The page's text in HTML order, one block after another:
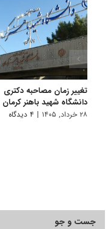
تغییر زمان مصاحبه دکتری
دانشگاه شهید باهنر کرمان ۱۴۰۵
۲۸ خرداد, ۱۴۰۵ | ۴ دیدگاه
جست و جو